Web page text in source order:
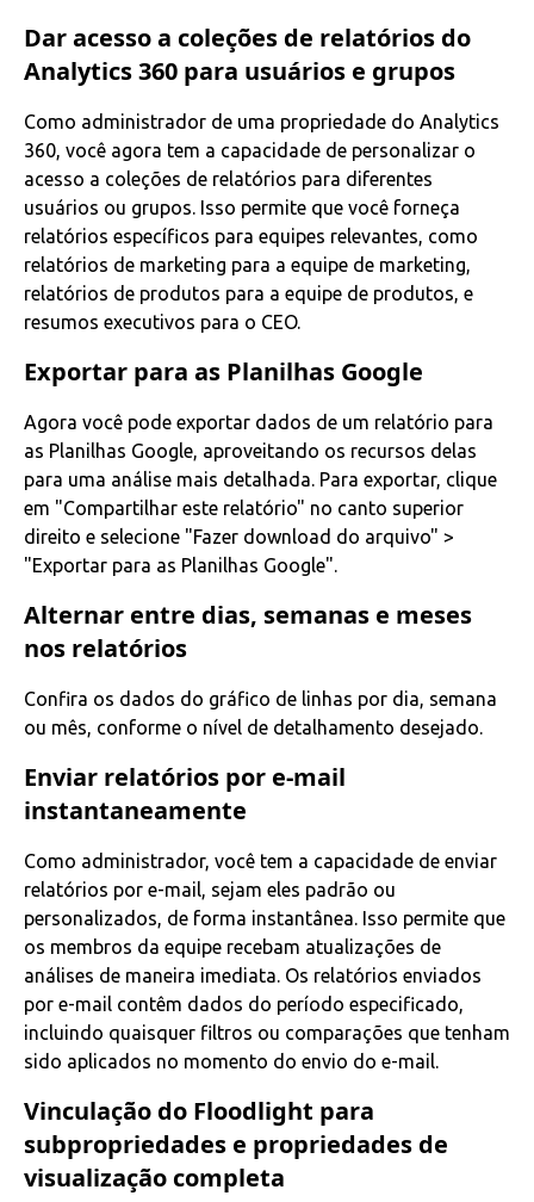
Dar acesso a coleções de relatórios do
Analytics 360 para usuários e grupos
Como administrador de uma propriedade do Analytics
360, você agora tem a capacidade de personalizar o
acesso a coleções de relatórios para diferentes
usuários ou grupos. Isso permite que você forneça
relatórios específicos para equipes relevantes, como
relatórios de marketing para a equipe de marketing,
relatórios de produtos para a equipe de produtos, e
resumos executivos para o CEO.
Exportar para as Planilhas Google
Agora você pode exportar dados de um relatório para
as Planilhas Google, aproveitando os recursos delas
para uma análise mais detalhada. Para exportar, clique
em "Compartilhar este relatório" no canto superior
direito e selecione "Fazer download do arquivo" >
"Exportar para as Planilhas Google".
Alternar entre dias, semanas e meses
nos relatórios
Confira os dados do gráfico de linhas por dia, semana
ou mês, conforme o nível de detalhamento desejado.
Enviar relatórios por e-mail
instantaneamente
Como administrador, você tem a capacidade de enviar
relatórios por e-mail, sejam eles padrão ou
personalizados, de forma instantânea. Isso permite que
os membros da equipe recebam atualizações de
análises de maneira imediata. Os relatórios enviados
por e-mail contêm dados do período especificado,
incluindo quaisquer filtros ou comparações que tenham
sido aplicados no momento do envio do e-mail.
Vinculação do Floodlight para
subpropriedades e propriedades de
visualização completa